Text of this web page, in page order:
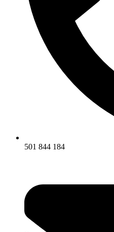
501 844 184